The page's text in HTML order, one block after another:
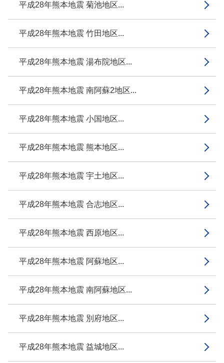
平成28年熊本地震 菊池地区...
平成28年熊本地震 竹田地区...
平成28年熊本地震 湯布院地区...
平成28年熊本地震 南阿蘇2地区...
平成28年熊本地震 小国地区...
平成28年熊本地震 熊本地区...
平成28年熊本地震 宇土地区...
平成28年熊本地震 合志地区...
平成28年熊本地震 西原地区...
平成28年熊本地震 阿蘇地区...
平成28年熊本地震 南阿蘇地区...
平成28年熊本地震 別府地区...
平成28年熊本地震 益城地区...